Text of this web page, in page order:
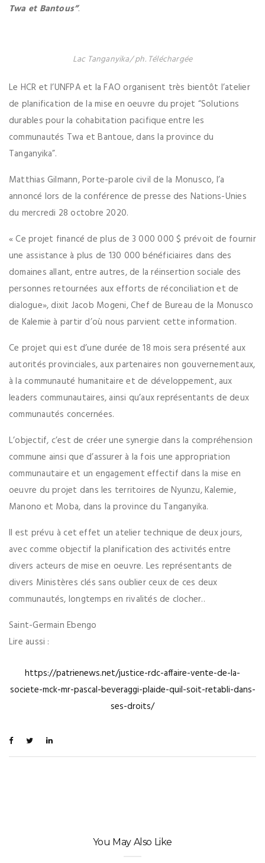
Twa et Bantous”.
Lac Tanganyika/ ph. Téléchargée
Le HCR et l’UNFPA et la FAO organisent très bientôt l’atelier
de planification de la mise en oeuvre du projet “Solutions
durables pour la cohabitation pacifique entre les
communautés Twa et Bantoue, dans la province du
Tanganyika”.
Matthias Gilmann, Porte-parole civil de la Monusco, l’a
annoncé lors de la conférence de presse des Nations-Unies
du mercredi 28 octobre 2020.
« Ce projet financé de plus de 3 000 000 $ prévoit de fournir
une assistance à plus de 130 000 bénéficiaires dans des
domaines allant, entre autres, de la réinsertion sociale des
personnes retournées aux efforts de réconciliation et de
dialogue», dixit Jacob Mogeni, Chef de Bureau de la Monusco
de Kalemie à partir d’où nous parvient cette information.
Ce projet qui est d’une durée de 18 mois sera présenté aux
autorités provinciales, aux partenaires non gouvernementaux,
à la communauté humanitaire et de développement, aux
leaders communautaires, ainsi qu’aux représentants de deux
communautés concernées.
L’objectif, c’est de créer une synergie dans la compréhension
commune ainsi que d’assurer à la fois une appropriation
communautaire et un engagement effectif dans la mise en
oeuvre du projet dans les territoires de Nyunzu, Kalemie,
Manono et Moba, dans la province du Tanganyika.
Il est prévu à cet effet un atelier technique de deux jours,
avec comme objectif la planification des activités entre
divers acteurs de mise en oeuvre. Les représentants de
divers Ministères clés sans oublier ceux de ces deux
communautés, longtemps en rivalités de clocher..
Saint-Germain Ebengo
Lire aussi :
https://patrienews.net/justice-rdc-affaire-vente-de-la-
societe-mck-mr-pascal-beveraggi-plaide-quil-soit-retabli-dans-
ses-droits/
You May Also Like